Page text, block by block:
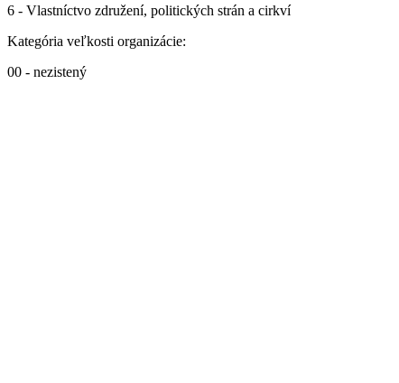
6 - Vlastníctvo združení, politických strán a cirkví
Kategória veľkosti organizácie:
00 - nezistený